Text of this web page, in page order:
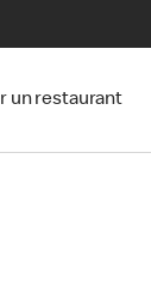
un restaurant